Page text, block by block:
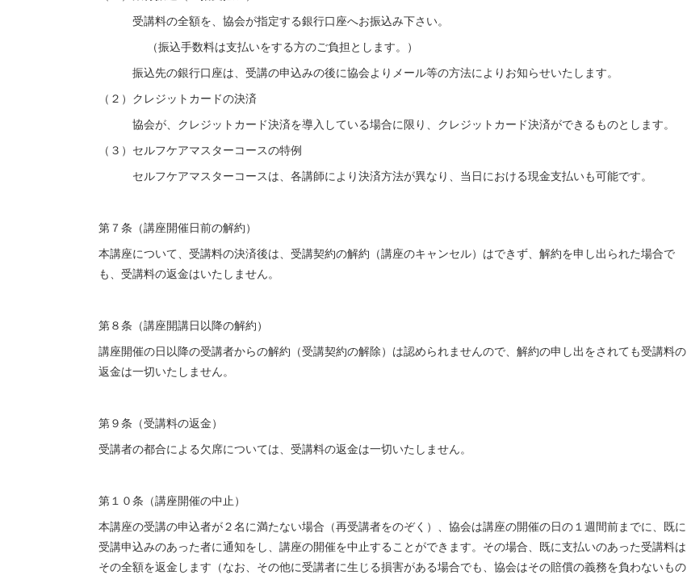
受講料の全額を、協会が指定する銀行口座へお振込み下さい。
（振込手数料は支払いをする方のご負担とします。）
振込先の銀行口座は、受講の申込みの後に協会よりメール等の方法によりお知らせいたします。
（２）クレジットカードの決済
協会が、クレジットカード決済を導入している場合に限り、クレジットカード決済ができるものとします。
（３）セルフケアマスターコースの特例
セルフケアマスターコースは、各講師により決済方法が異なり、当日における現金支払いも可能です。
第７条（講座開催日前の解約）
本講座について、受講料の決済後は、受講契約の解約（講座のキャンセル）はできず、解約を申し出られた場合で
も、受講料の返金はいたしません。
第８条（講座開講日以降の解約）
講座開催の日以降の受講者からの解約（受講契約の解除）は認められませんので、解約の申し出をされても受講料の
返金は一切いたしません。
第９条（受講料の返金）
受講者の都合による欠席については、受講料の返金は一切いたしません。
第１０条（講座開催の中止）
本講座の受講の申込者が２名に満たない場合（再受講者をのぞく）、協会は講座の開催の日の１週間前までに、既に
受講申込みのあった者に通知をし、講座の開催を中止することができます。その場合、既に支払いのあった受講料は
その全額を返金します（なお、その他に受講者に生じる損害がある場合でも、協会はその賠償の義務を負わないもの